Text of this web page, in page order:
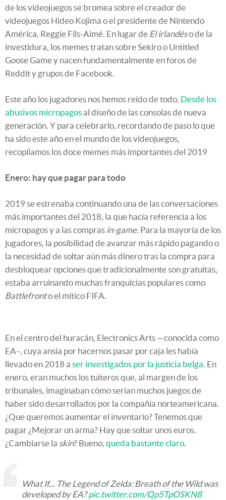
de los videojuegos se bromea sobre el creador de
videojuegos Hideo Kojima o el presidente de Nintendo
América, Reggie Fils-Aimé. En lugar de El irlandéso de la
investidura, los memes tratan sobre Sekiro o Untitled
Goose Game y nacen fundamentalmente en foros de
Reddit y grupos de Facebook.
Este año los jugadores nos hemos reído de todo. Desde los
abusivos micropagosal diseño de las consolas de nueva
generación. Y para celebrarlo, recordando de paso lo que
ha sido este año en el mundo de los videojuegos,
recopilamos los doce memes más importantes del 2019
Enero: hay que pagar para todo
2019 se estrenaba continuando una de las conversaciones
más importantes del 2018, la que hacía referencia a los
micropagos y a las compras in-game. Para la mayoría de los
jugadores, la posibilidad de avanzar más rápido pagando o
la necesidad de soltar aún más dinero tras la compra para
desbloquear opciones que tradicionalmente son gratuitas,
estaba arruinando muchas franquicias populares como
Battlefronto el mítico FIFA.
En el centro del huracán, Electronics Arts —conocida como
EA–, cuya ansia por hacernos pasar por caja les había
llevado en 2018 a ser investigados por la justicia belga. En
enero, eran muchos los tuiteros que, al margen de los
tribunales, imaginaban cómo serían muchos juegos de
haber sido desarrollados por la compañía norteamericana.
¿Que queremos aumentar el inventario? Tenemos que
pagar ¿Mejorar un arma? Hay que soltar unos euros.
¿Cambiarse la skin? Bueno, queda bastante claro.
What If... The Legend of Zelda: Breath of the Wild was
developed by EA?pic.twitter.com/Qp5TpOSKN8